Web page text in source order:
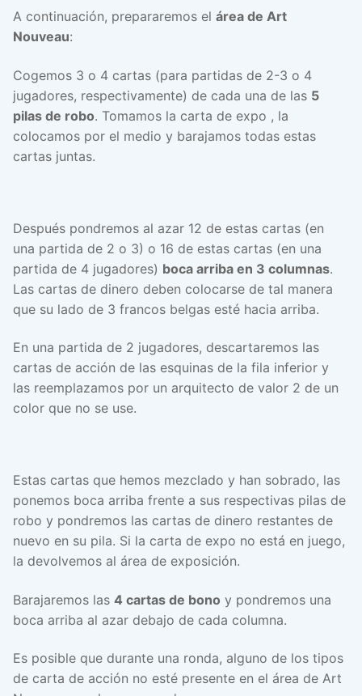
A continuación, prepararemos el área de Art
Nouveau:
Cogemos 3 o 4 cartas (para partidas de 2-3 o 4
jugadores, respectivamente) de cada una de las 5
pilas de robo. Tomamos la carta de expo , la
colocamos por el medio y barajamos todas estas
cartas juntas.
Después pondremos al azar 12 de estas cartas (en
una partida de 2 o 3) o 16 de estas cartas (en una
partida de 4 jugadores) boca arriba en 3 columnas.
Las cartas de dinero deben colocarse de tal manera
que su lado de 3 francos belgas esté hacia arriba.
En una partida de 2 jugadores, descartaremos las
cartas de acción de las esquinas de la fila inferior y
las reemplazamos por un arquitecto de valor 2 de un
color que no se use.
Estas cartas que hemos mezclado y han sobrado, las
ponemos boca arriba frente a sus respectivas pilas de
robo y pondremos las cartas de dinero restantes de
nuevo en su pila. Si la carta de expo no está en juego,
la devolvemos al área de exposición.
Barajaremos las 4 cartas de bono y pondremos una
boca arriba al azar debajo de cada columna.
Es posible que durante una ronda, alguno de los tipos
de carta de acción no esté presente en el área de Art